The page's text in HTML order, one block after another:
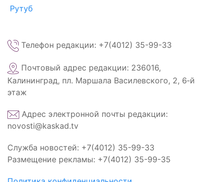
Рутуб
Телефон редакции: +7(4012) 35-99-33
Почтовый адрес редакции: 236016,
Калининград, пл. Маршала Василевского, 2, 6‑й
этаж
Адрес электронной почты редакции:
novosti@kaskad.tv
Служба новостей: +7(4012) 35-99-33
Размещение рекламы: +7(4012) 35-99-35